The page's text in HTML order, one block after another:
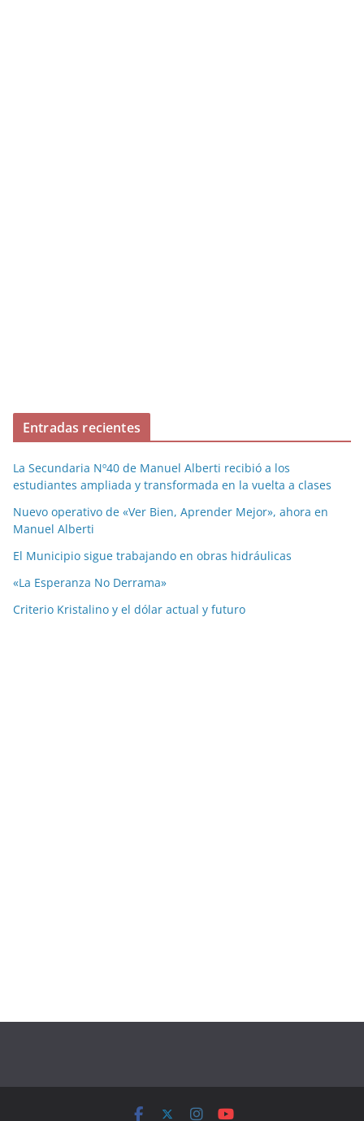
Entradas recientes
La Secundaria Nº40 de Manuel Alberti recibió a los
estudiantes ampliada y transformada en la vuelta a clases
Nuevo operativo de «Ver Bien, Aprender Mejor», ahora en
Manuel Alberti
El Municipio sigue trabajando en obras hidráulicas
«La Esperanza No Derrama»
Criterio Kristalino y el dólar actual y futuro